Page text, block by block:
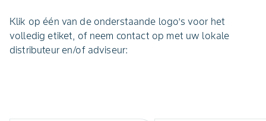
Klik op één van de onderstaande logo’s voor het
volledig etiket, of neem contact op met uw lokale
distributeur en/of adviseur: